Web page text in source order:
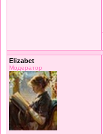
Elizabet
Модератор